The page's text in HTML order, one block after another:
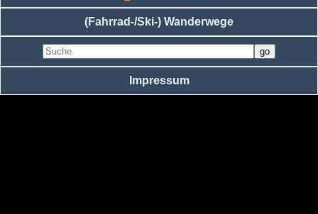
(Fahrrad-/Ski-) Wanderwege
Impressum